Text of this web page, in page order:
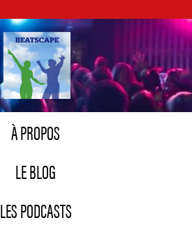
À PROPOS
LE BLOG
LES PODCASTS